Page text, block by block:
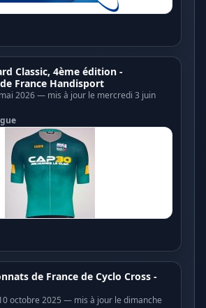
Classic, 4ème édition -
France Handisport
2026 — mis à jour le mercredi 3 juin
de France de Cyclo Cross -
octobre 2025 — mis à jour le dimanche